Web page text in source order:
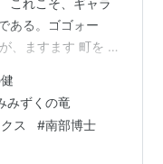
これこそ、ギャラ
ある。ゴゴォー
、ますます 町を は
フェニックスが
ルキングに はい
ろっ！ おれは、
ェニックスを 中へ
みずくの竜
ス #南部博士